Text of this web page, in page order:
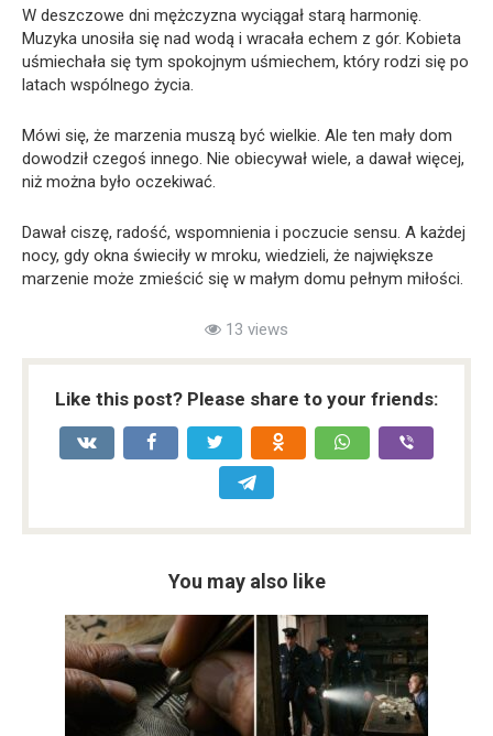
W deszczowe dni mężczyzna wyciągał starą harmonię.
Muzyka unosiła się nad wodą i wracała echem z gór. Kobieta
uśmiechała się tym spokojnym uśmiechem, który rodzi się po
latach wspólnego życia.
Mówi się, że marzenia muszą być wielkie. Ale ten mały dom
dowodził czegoś innego. Nie obiecywał wiele, a dawał więcej,
niż można było oczekiwać.
Dawał ciszę, radość, wspomnienia i poczucie sensu. A każdej
nocy, gdy okna świeciły w mroku, wiedzieli, że największe
marzenie może zmieścić się w małym domu pełnym miłości.
13 views
Like this post? Please share to your friends:
You may also like